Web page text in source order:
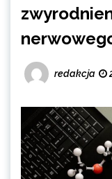
redakcja